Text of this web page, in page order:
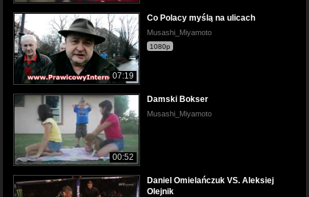
07:19
Co Polacy myślą na ulicach
Musashi_Miyamoto
1080p
00:52
Damski Bokser
Musashi_Miyamoto
Daniel Omielańczuk VS. Aleksiej
Olejnik